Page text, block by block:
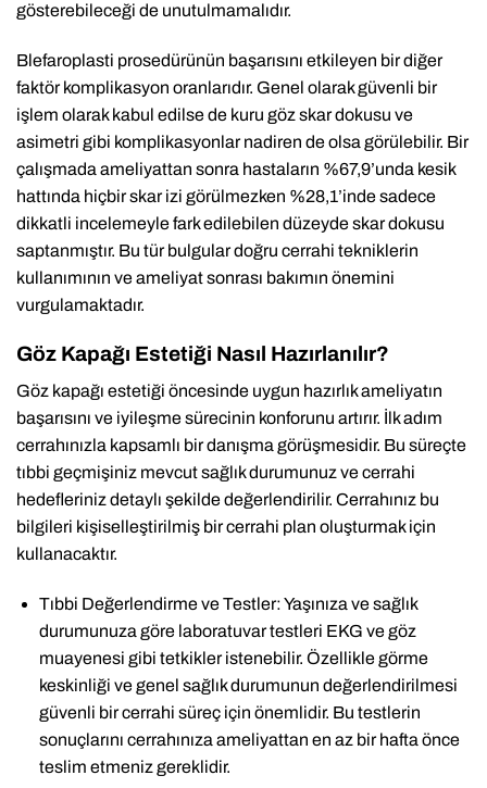
gösterebileceği de unutulmamalıdır.
Blefaroplasti prosedürünün başarısını etkileyen bir diğer
faktör komplikasyon oranlarıdır. Genel olarak güvenli bir
işlem olarak kabul edilse de kuru göz skar dokusu ve
asimetri gibi komplikasyonlar nadiren de olsa görülebilir. Bir
çalışmada ameliyattan sonra hastaların %67,9’unda kesik
hattında hiçbir skar izi görülmezken %28,1’inde sadece
dikkatli incelemeyle fark edilebilen düzeyde skar dokusu
saptanmıştır. Bu tür bulgular doğru cerrahi tekniklerin
kullanımının ve ameliyat sonrası bakımın önemini
vurgulamaktadır.
Göz Kapağı Estetiği Nasıl Hazırlanılır?
Göz kapağı estetiği öncesinde uygun hazırlık ameliyatın
başarısını ve iyileşme sürecinin konforunu artırır. İlk adım
cerrahınızla kapsamlı bir danışma görüşmesidir. Bu süreçte
tıbbi geçmişiniz mevcut sağlık durumunuz ve cerrahi
hedefleriniz detaylı şekilde değerlendirilir. Cerrahınız bu
bilgileri kişiselleştirilmiş bir cerrahi plan oluşturmak için
kullanacaktır.
Tıbbi Değerlendirme ve Testler: Yaşınıza ve sağlık
durumunuza göre laboratuvar testleri EKG ve göz
muayenesi gibi tetkikler istenebilir. Özellikle görme
keskinliği ve genel sağlık durumunun değerlendirilmesi
güvenli bir cerrahi süreç için önemlidir. Bu testlerin
sonuçlarını cerrahınıza ameliyattan en az bir hafta önce
teslim etmeniz gereklidir.